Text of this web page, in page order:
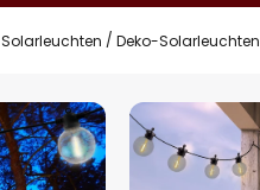
Solarleuchten Deko-Solarleuchten